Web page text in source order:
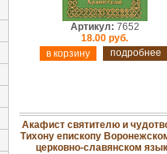
Артикул: 7652
18.00 руб.
подробнее
Акафист святителю и
Тихону епископу
церковно-славянском